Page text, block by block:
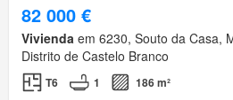
82 000 €
Vivienda em 6230, Souto da Casa,
Distrito de Castelo Branco
T6 1 186 m²